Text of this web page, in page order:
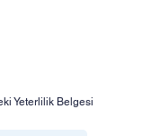
Yeterlilik Belgesi